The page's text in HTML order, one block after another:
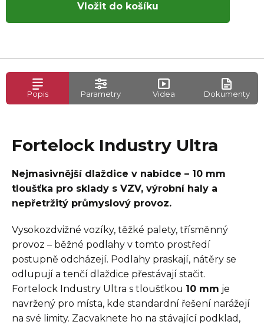
Vložit do košíku
Popis Parametry Videa Dokumenty
Fortelock Industry Ultra
Nejmasivnější dlaždice v nabídce – 10 mm
tloušťka pro sklady s VZV, výrobní haly a
nepřetržitý průmyslový provoz.
Vysokozdvižné vozíky, těžké palety, třísměnný
provoz – běžné podlahy v tomto prostředí
postupně odcházejí. Podlahy praskají, nátěry se
odlupují a tenčí dlaždice přestávají stačit.
Fortelock Industry Ultra s tloušťkou 10 mm je
navržený pro místa, kde standardní řešení narážejí
na své limity. Zacvaknete ho na stávající podklad,